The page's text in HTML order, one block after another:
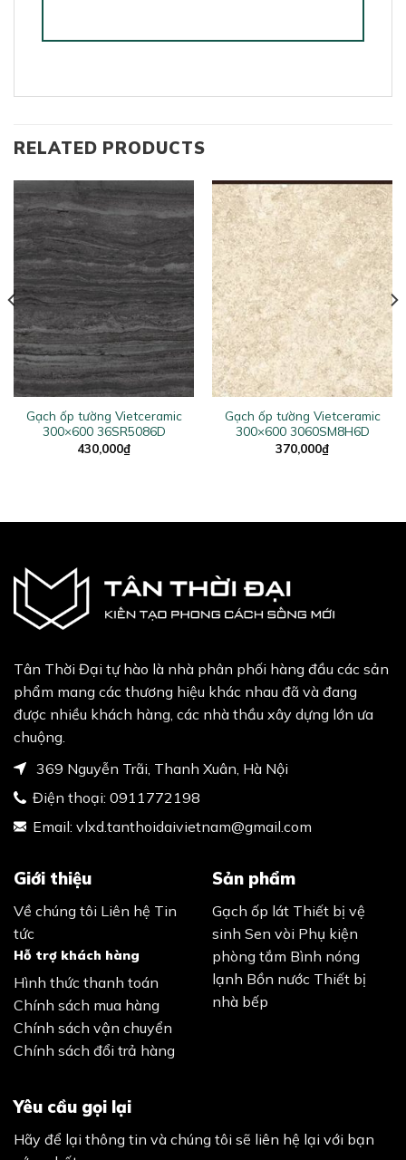
RELATED PRODUCTS
Gạch ốp tường Vietceramic
300×600 36SR5086D
430,000₫
Gạch ốp tường Vietceramic
300×600 3060SM8H6D
370,000₫
Tân Thời Đại tự hào là nhà phân phối hàng đầu các sản
phẩm mang các thương hiệu khác nhau đã và đang
được nhiều khách hàng, các nhà thầu xây dựng lớn ưa
chuộng.
369 Nguyễn Trãi, Thanh Xuân, Hà Nội
Điện thoại: 0911772198
Email: vlxd.tanthoidaivietnam@gmail.com
Giới thiệu
Về chúng tôi Liên hệ Tin
tức
Hỗ trợ khách hàng
Hình thức thanh toán
Chính sách mua hàng
Chính sách vận chuyển
Chính sách đổi trả hàng
Sản phẩm
Gạch ốp lát Thiết bị vệ
sinh Sen vòi Phụ kiện
phòng tắm Bình nóng
lạnh Bồn nước Thiết bị
nhà bếp
Yêu cầu gọi lại
Hãy để lại thông tin và chúng tôi sẽ liên hệ lại với bạn